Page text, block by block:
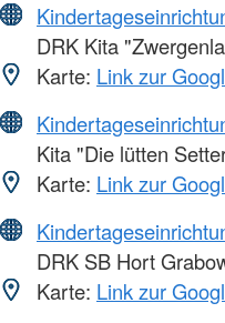
DRK Kita
Karte: Link zur
Kita "Die lütten
Karte: Link zur
DRK SB Hort
Karte: Link zur